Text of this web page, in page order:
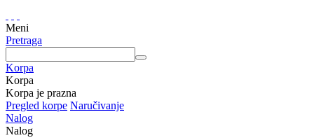
Meni
Pretraga
Korpa
Korpa
Korpa je prazna
Pregled korpe Naručivanje
Nalog
Nalog